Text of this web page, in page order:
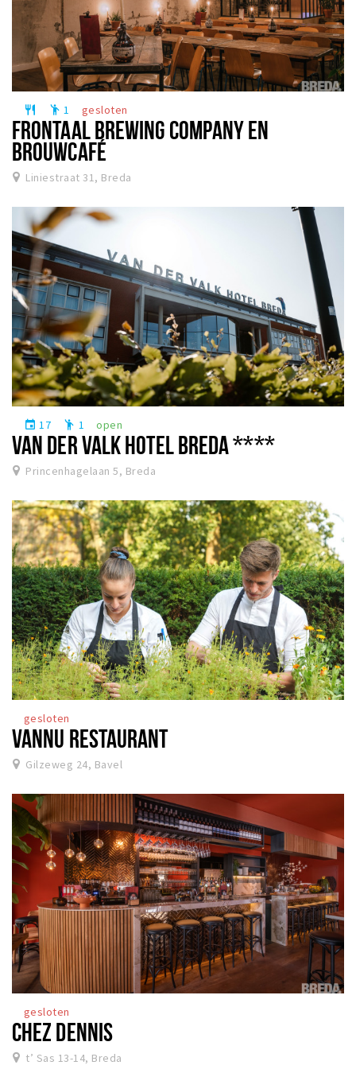
restaurant emoji_people 1 gesloten
FRONTAAL BREWING COMPANY EN
BROUWCAFÉ
Liniestraat 31, Breda
event 17 emoji_people 1 open
VAN DER VALK HOTEL BREDA ****
Princenhagelaan 5, Breda
gesloten
VANNU RESTAURANT
Gilzeweg 24, Bavel
gesloten
CHEZ DENNIS
t’ Sas 13-14, Breda